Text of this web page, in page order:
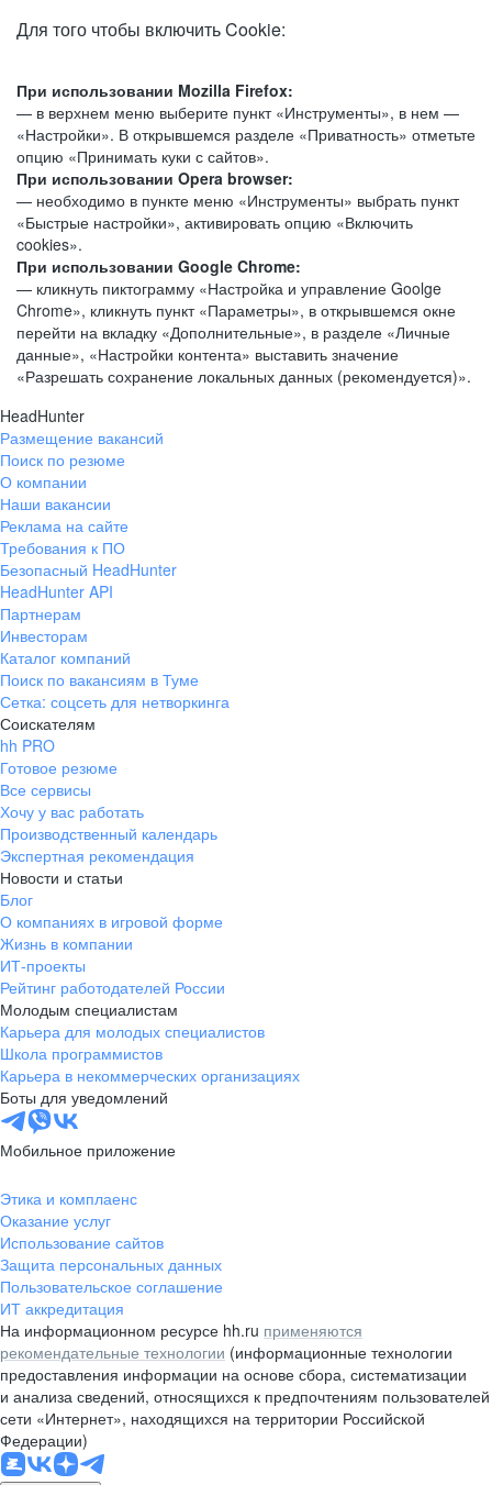
Для того чтобы включить Cookie:
При использовании Mozilla Firefox:
— в верхнем меню выберите пункт «Инструменты», в нем —
«Настройки». В открывшемся разделе «Приватность» отметьте
опцию «Принимать куки с сайтов».
При использовании Opera browser:
— необходимо в пункте меню «Инструменты» выбрать пункт
«Быстрые настройки», активировать опцию «Включить
cookies».
При использовании Google Chrome:
— кликнуть пиктограмму «Настройка и управление Goolge
Chrome», кликнуть пункт «Параметры», в открывшемся окне
перейти на вкладку «Дополнительные», в разделе «Личные
данные», «Настройки контента» выставить значение
«Разрешать сохранение локальных данных (рекомендуется)».
HeadHunter
Размещение вакансий
Поиск по резюме
О компании
Наши вакансии
Реклама на сайте
Требования к ПО
Безопасный HeadHunter
HeadHunter API
Партнерам
Инвесторам
Каталог компаний
Поиск по вакансиям в Туме
Сетка: соцсеть для нетворкинга
Соискателям
hh PRO
Готовое резюме
Все сервисы
Хочу у вас работать
Производственный календарь
Экспертная рекомендация
Новости и статьи
Блог
О компаниях в игровой форме
Жизнь в компании
ИТ-проекты
Рейтинг работодателей России
Молодым специалистам
Карьера для молодых специалистов
Школа программистов
Карьера в некоммерческих организациях
Боты для уведомлений
Мобильное приложение
Этика и комплаенс
Оказание услуг
Использование сайтов
Защита персональных данных
Пользовательское соглашение
ИТ аккредитация
На информационном ресурсе hh.ru применяются
рекомендательные технологии (информационные технологии
предоставления информации на основе сбора, систематизации
и анализа сведений, относящихся к предпочтениям пользователей
сети «Интернет», находящихся на территории Российской
Федерации)